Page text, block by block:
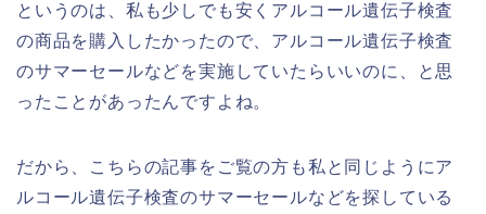
というのは、私も少しでも安くアルコール遺伝子検査
の商品を購入したかったので、アルコール遺伝子検査
のサマーセールなどを実施していたらいいのに、と思
ったことがあったんですよね。
だから、こちらの記事をご覧の方も私と同じようにア
ルコール遺伝子検査のサマーセールなどを探している